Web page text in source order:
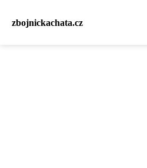
zbojnickachata.cz